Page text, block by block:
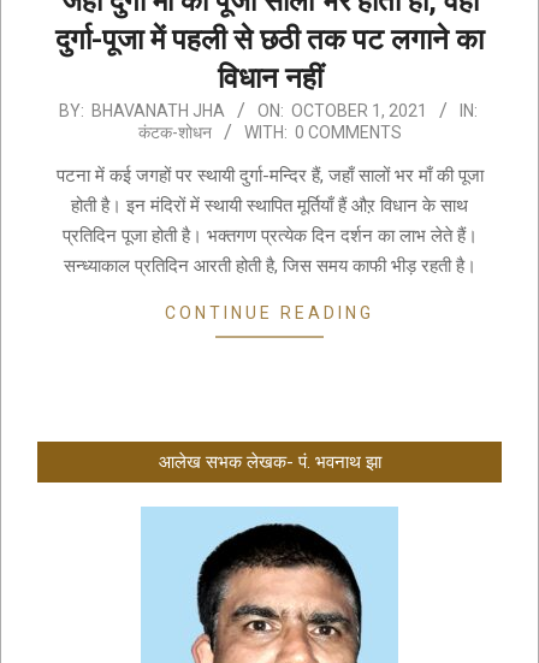
दुर्गा-पूजा में पहली से छठी तक पट लगाने का
विधान नहीं
2021-
01
BY: BHAVANATH JHA ON: OCTOBER 1, 2021
IN:
कंटक-शोधन
WITH: 0 COMMENTS
पटना में कई जगहों पर स्थायी दुर्गा-मन्दिर हैं, जहाँ सालों भर माँ की पूजा
होती है। इन मंदिरों में स्थायी स्थापित मूर्तियाँ हैं औऱ विधान के साथ
प्रतिदिन पूजा होती है। भक्तगण प्रत्येक दिन दर्शन का लाभ लेते हैं।
सन्ध्याकाल प्रतिदिन आरती होती है, जिस समय काफी भीड़ रहती है।
CONTINUE READING
आलेख सभक लेखक- पं. भवनाथ झा